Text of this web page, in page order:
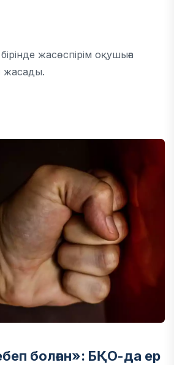
жасөспірім оқушыға
жасады.
болған»: БҚО-да ер